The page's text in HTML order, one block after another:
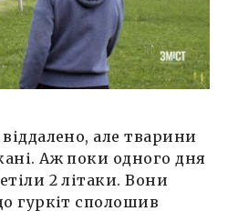
але тварини
Аж поки одного дня
2 літаки. Вони
гуркіт сполошив